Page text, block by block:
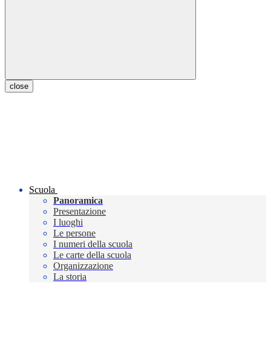
close
Scuola
Panoramica
Presentazione
I luoghi
Le persone
I numeri della scuola
Le carte della scuola
Organizzazione
La storia